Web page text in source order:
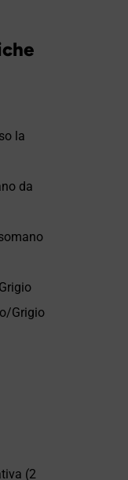
la
da
Grigio
(2